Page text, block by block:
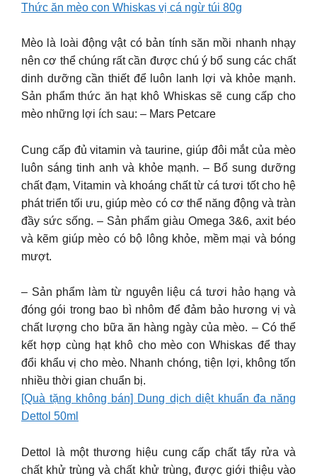
Thức ăn mèo con Whiskas vị cá ngừ túi 80g
Mèo là loài động vật có bản tính săn mồi nhanh nhạy
nên cơ thể chúng rất cần được chú ý bổ sung các chất
dinh dưỡng cần thiết để luôn lanh lợi và khỏe mạnh.
Sản phẩm thức ăn hạt khô Whiskas sẽ cung cấp cho
mèo những lợi ích sau: – Mars Petcare
Cung cấp đủ vitamin và taurine, giúp đôi mắt của mèo
luôn sáng tinh anh và khỏe mạnh. – Bổ sung dưỡng
chất đạm, Vitamin và khoáng chất từ cá tươi tốt cho hệ
phát triển tối ưu, giúp mèo có cơ thể năng động và tràn
đầy sức sống. – Sản phẩm giàu Omega 3&6, axit béo
và kẽm giúp mèo có bộ lông khỏe, mềm mại và bóng
mượt.
– Sản phẩm làm từ nguyên liệu cá tươi hảo hạng và
đóng gói trong bao bì nhôm để đảm bảo hương vị và
chất lượng cho bữa ăn hàng ngày của mèo. – Có thể
kết hợp cùng hạt khô cho mèo con Whiskas để thay
đổi khẩu vị cho mèo. Nhanh chóng, tiện lợi, không tốn
nhiều thời gian chuẩn bị.
[Quà tặng không bán] Dung dịch diệt khuẩn đa năng
Dettol 50ml
Dettol là một thương hiệu cung cấp chất tẩy rửa và
chất khử trùng và chất khử trùng, được giới thiệu vào